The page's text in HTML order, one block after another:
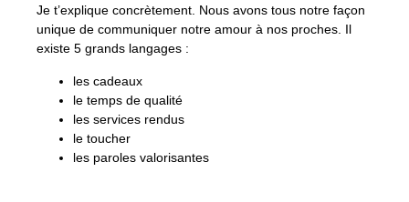
Je t’explique concrètement. Nous avons tous notre façon
unique de communiquer notre amour à nos proches. Il
existe 5 grands langages :
les cadeaux
le temps de qualité
les services rendus
le toucher
les paroles valorisantes